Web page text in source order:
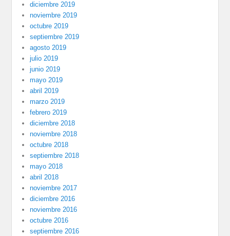
diciembre 2019
noviembre 2019
octubre 2019
septiembre 2019
agosto 2019
julio 2019
junio 2019
mayo 2019
abril 2019
marzo 2019
febrero 2019
diciembre 2018
noviembre 2018
octubre 2018
septiembre 2018
mayo 2018
abril 2018
noviembre 2017
diciembre 2016
noviembre 2016
octubre 2016
septiembre 2016